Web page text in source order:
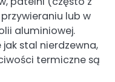
lub w
aluminiowej.
stal nierdzewna,
termiczne są